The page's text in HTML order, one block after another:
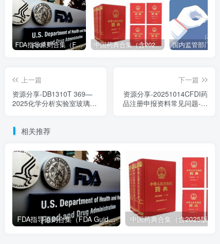
FDA指导原则合集（FDA Guidance Documents）-持续更新 中国药典合集（含2025版以及历年所有版本下载地址）
上一篇
资源分享-DB1310T 369—
2025化学分析实验室玻璃仪
下一篇
资源分享-20251014CFDI药
品注册申报资料常见问题-董
相关推荐
FDA指导原则合集（FDA Guidance Documents）-持续更新